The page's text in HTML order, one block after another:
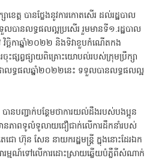
េត្ត បានថ្លែងនូវការកោតសើរ ដល់រដ្ឋបាល
ទួលបានលទ្ធផលល្អប្រសើរ រួមមានទី១.រដ្ឋបាល
វិច្ឆិកាឆ្នាំ២០២២ និងទិវាខួបកំណើតកង
ះផ្សព្វផ្សាយពិគ្រោះយោបល់របស់ក្រុមប្រឹក្សា
ាលទ្ធផលឆ្នាំ២០២២នេះ ទទួលបានលទ្ធផលល្អ
បានបញ្ជាក់បន្ថែមថាការយល់ដឹងរបស់បងប្អូន
ានភាពទូលំទូលាយជឿជាក់លើការដឹកនាំរបស់
េជោ ហ៊ុន សែន នាយករដ្ឋមន្រ្តី ក្នុងនោះដែរឯក
អារម្មណ៍ទៅលើការដោះស្រាយឆ្លើយបំភ្លឺពីសំណាក់